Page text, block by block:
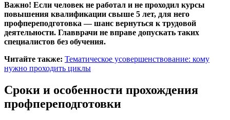
Важно! Если человек не работал и не проходил курсы
повышения квалификации свыше 5 лет, для него
профпереподготовка — шанс вернуться к трудовой
деятельности. Главврачи не вправе допускать таких
специалистов без обучения.
Читайте также: Тематическое усовершенствование: кому
нужно проходить циклы
Сроки и особенности прохождения
профпереподготовки